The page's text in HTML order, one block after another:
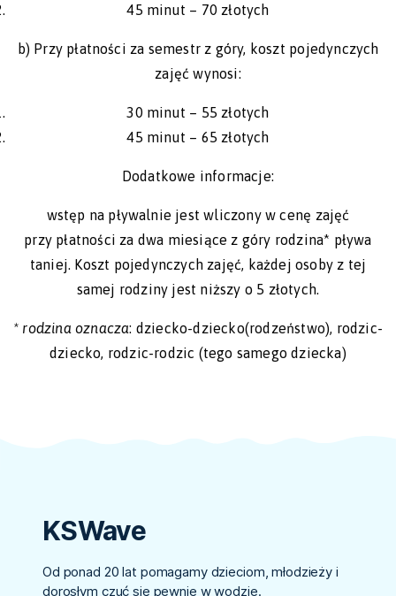
45 minut – 70 złotych
b) Przy płatności za semestr z góry, koszt pojedynczych
zajęć wynosi:
30 minut – 55 złotych
45 minut – 65 złotych
Dodatkowe informacje:
wstęp na pływalnie jest wliczony w cenę zajęć
przy płatności za dwa miesiące z góry rodzina* pływa
taniej. Koszt pojedynczych zajęć, każdej osoby z tej
samej rodziny jest niższy o 5 złotych.
* rodzina oznacza: dziecko-dziecko(rodzeństwo), rodzic-
dziecko, rodzic-rodzic (tego samego dziecka)
KSWave
Od ponad 20 lat pomagamy dzieciom, młodzieży i
dorosłym czuć się pewnie w wodzie.